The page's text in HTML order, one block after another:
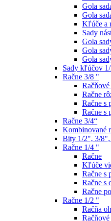
Gola
Gola
Kľúče a
Sady
Gola
Gola
Gola
Sady kľúčov
Račne 3/8 "
Račne
Račne s
Račne s
Račne 3/4“
Kombinované
Bity 1/2", 3/
Račne 1/4 "
Račne
Kľúče
Račne s
Račne s
Račne
Račne 1/2 "
Račňa